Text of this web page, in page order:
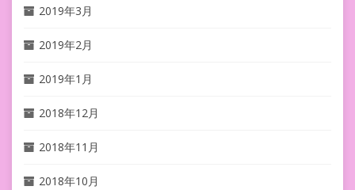
2019年3月
2019年2月
2019年1月
2018年12月
2018年11月
2018年10月